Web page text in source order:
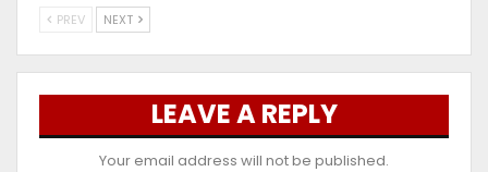
PREV NEXT
LEAVE A REPLY
Your email address will not be published.